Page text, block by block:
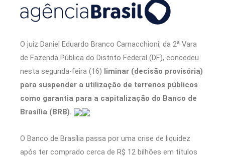
O juiz Daniel Eduardo Branco Carnacchioni, da 2ª Vara
de Fazenda Pública do Distrito Federal (DF), concedeu
nesta segunda-feira (16) liminar (decisão provisória)
para suspender a utilização de terrenos públicos
como garantia para a capitalização do Banco de
Brasília (BRB).
O Banco de Brasília passa por uma crise de liquidez
após ter comprado cerca de R$ 12 bilhões em títulos